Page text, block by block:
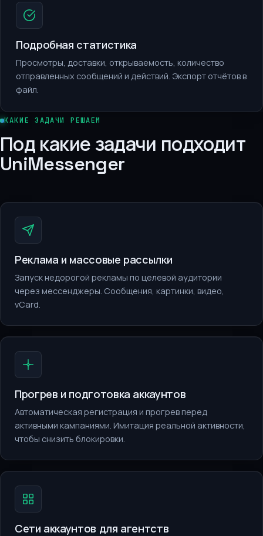
Подробная статистика
Просмотры, доставки, открываемость, количество
отправленных сообщений и действий. Экспорт отчётов в
файл.
КАКИЕ ЗАДАЧИ РЕШАЕМ
Под какие задачи подходит
UniMessenger
Реклама и массовые рассылки
Запуск недорогой рекламы по целевой аудитории
через мессенджеры. Сообщения, картинки, видео,
vCard.
Прогрев и подготовка аккаунтов
Автоматическая регистрация и прогрев перед
активными кампаниями. Имитация реальной активности,
чтобы снизить блокировки.
Сети аккаунтов для агентств